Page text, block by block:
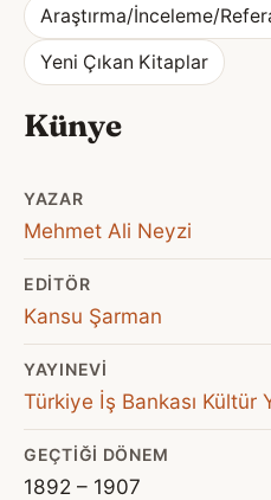
Araştırma/İnceleme/
Yeni Çıkan Kitaplar
Künye
YAZAR
Mehmet Ali Neyzi
EDITÖR
Kansu Şarman
YAYINEVI
Türkiye İş Bankası Kültür
GEÇTIĞI DÖNEM
1892 – 1907